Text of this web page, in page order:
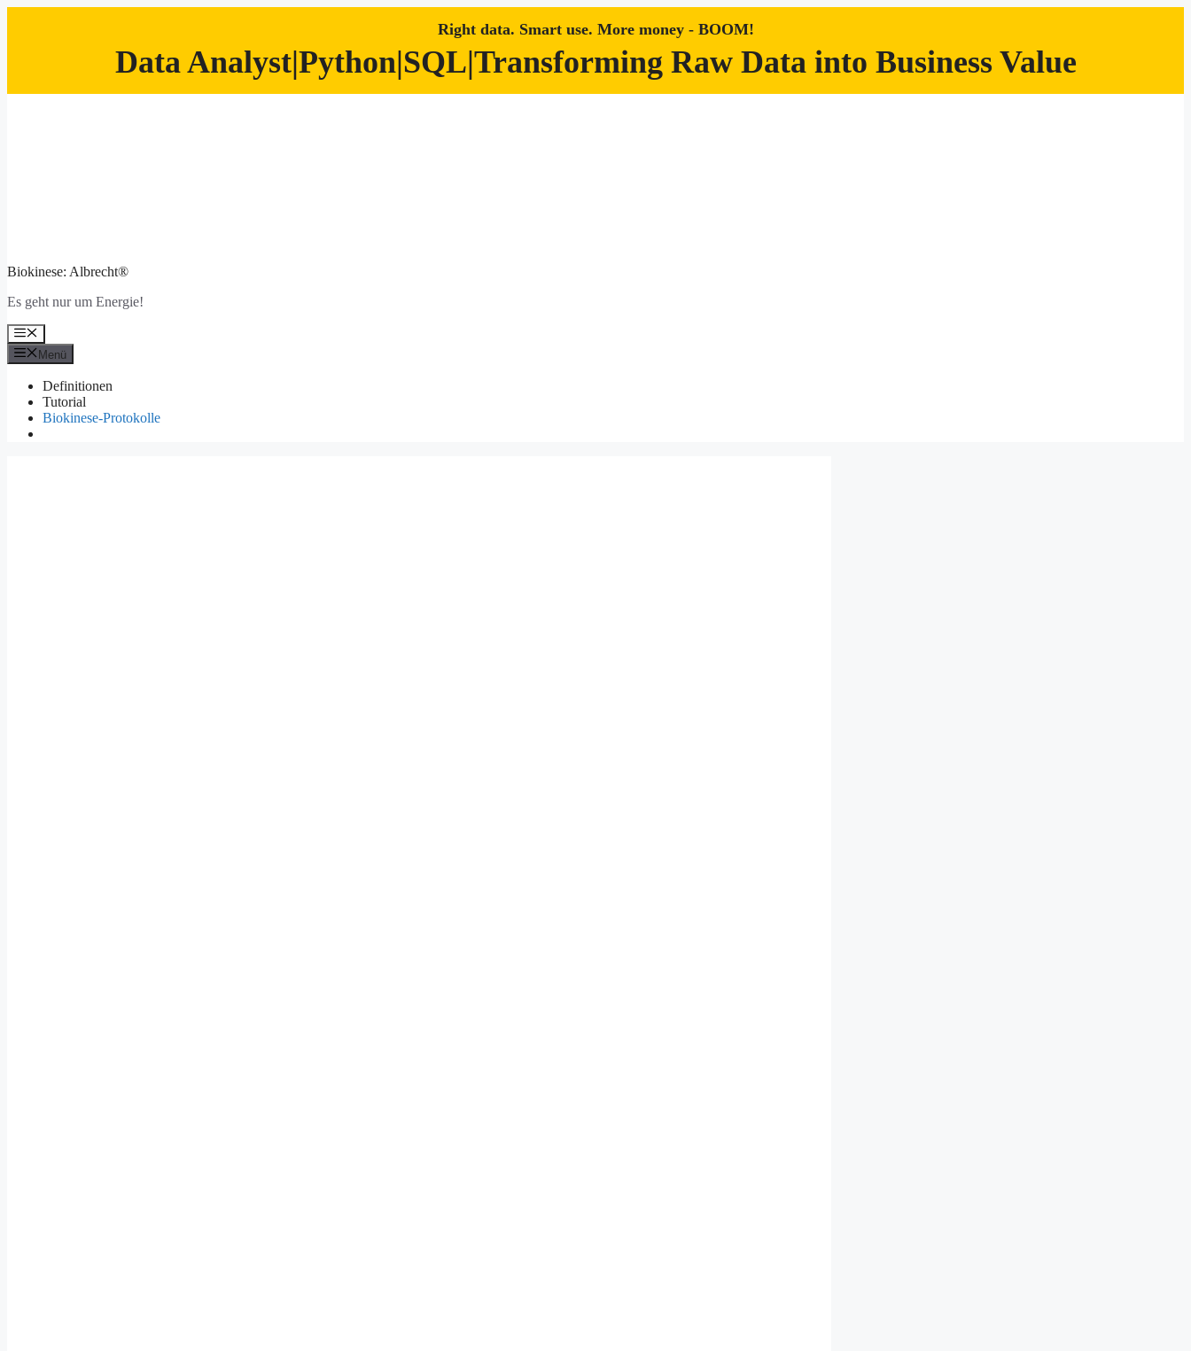
Right data. Smart use. More money - BOOM!
Data Analyst|Python|SQL|Transforming Raw Data into Business Value
Biokinese: Albrecht®
Es geht nur um Energie!
Menü
Menü
Definitionen
Tutorial
Biokinese-Protokolle